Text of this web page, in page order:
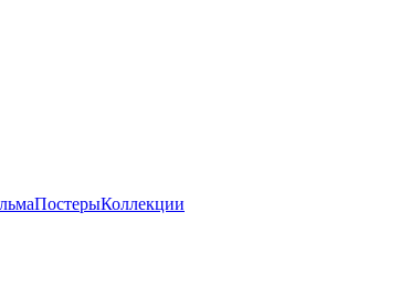
ПостерыКоллекции